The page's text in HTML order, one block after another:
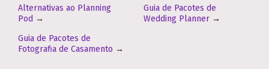
Alternativas ao Planning
Pod →
Guia de Pacotes de
Wedding Planner →
Guia de Pacotes de
Fotografia de Casamento →